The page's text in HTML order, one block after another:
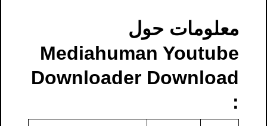
معلومات حول
Mediahuman Youtube
: